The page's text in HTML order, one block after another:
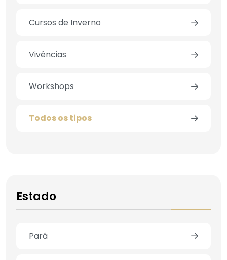
Cursos de Inverno
Vivências
Workshops
Todos os tipos
Estado
Pará